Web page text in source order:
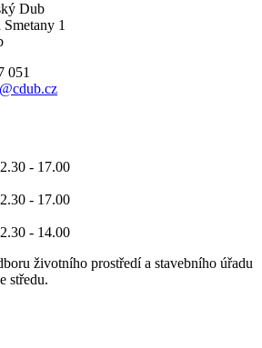
Dub
1
051
- 17.00
- 17.00
- 14.00
životního prostředí a stavebního úřadu
středu.